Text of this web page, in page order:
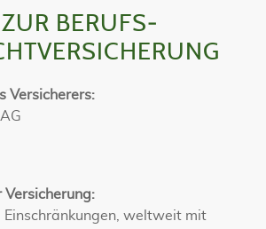
BERUFS­
Versicherers:
Versicherung:
Einschränkungen, weltweit mit